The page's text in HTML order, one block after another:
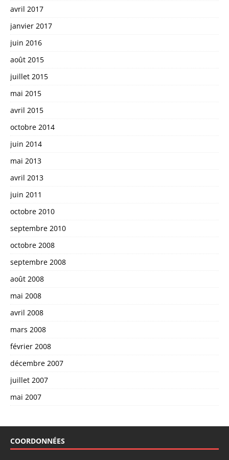
avril 2017
janvier 2017
juin 2016
août 2015
juillet 2015
mai 2015
avril 2015
octobre 2014
juin 2014
mai 2013
avril 2013
juin 2011
octobre 2010
septembre 2010
octobre 2008
septembre 2008
août 2008
mai 2008
avril 2008
mars 2008
février 2008
décembre 2007
juillet 2007
mai 2007
COORDONNÉES